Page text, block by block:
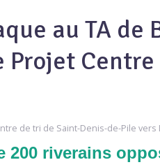
au TA de
de tri de Saint-Denis-de-Pile vers
200 riverains